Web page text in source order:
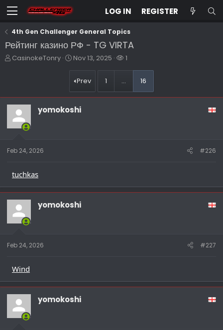
LOG IN REGISTER
4th Gen Challenger General Topics
Рейтинг казино РФ - TG VIRTA
T
d
t
a
t
e
CasinokeTonry
S
r
t
a
Nov 13, 2025
W
c
h
1
Prev 1 … 16
yomokoshi
Feb 24, 2026 #226
tuchkas
yomokoshi
Feb 24, 2026 #227
Wind
yomokoshi